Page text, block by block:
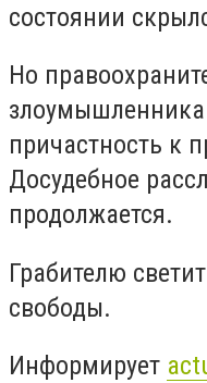
состоянии
Но
злоумышленника
причастность к
Досудебное
продолжается.
Грабителю
свободы.
Информирует